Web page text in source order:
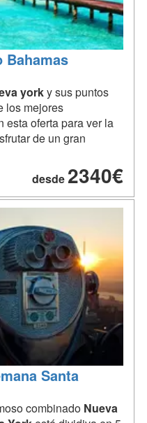
Bahamas
yorky sus puntos
los mejores
esta oferta para ver la
de un gran
desde 2340€
Santa
combinado Nueva